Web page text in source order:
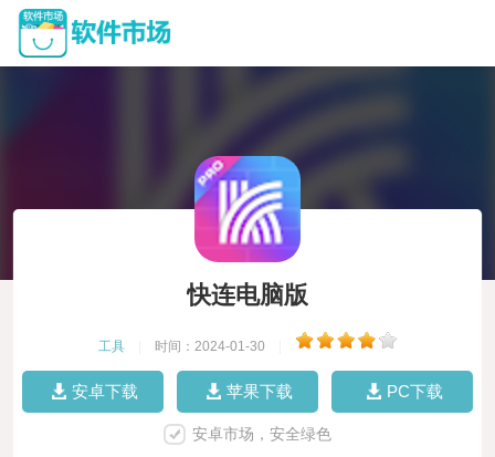
快连电脑版
工具 时间：2024-01-30
安卓下载 苹果下载 PC下载
安卓市场，安全绿色